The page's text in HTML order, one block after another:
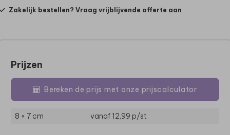
Zakelijk bestellen? Vraag vrijblijvende offerte aan
Prijzen
Bereken de prijs met onze prijscalculator
8 × 7 cm vanaf 12,99 p/st